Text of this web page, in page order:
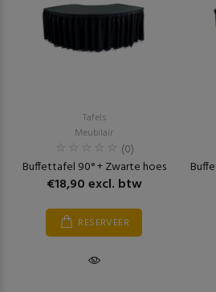
Tafels
Meubilair
(0)
Buffettafel 90° + Zwarte hoes
€18,90 excl. btw
RESERVEER